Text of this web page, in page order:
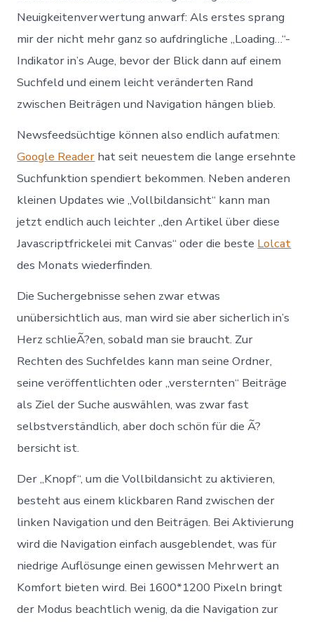
Volk
Neuigkeitenverwertung anwarf: Als erstes sprang
mir der nicht mehr ganz so aufdringliche „Loading…“-
Indikator in’s Auge, bevor der Blick dann auf einem
Suchfeld und einem leicht veränderten Rand
zwischen Beiträgen und Navigation hängen blieb.
Newsfeedsüchtige können also endlich aufatmen:
Google Reader hat seit neuestem die lange ersehnte
Suchfunktion spendiert bekommen. Neben anderen
kleinen Updates wie „Vollbildansicht“ kann man
jetzt endlich auch leichter „den Artikel über diese
Javascriptfrickelei mit Canvas“ oder die beste Lolcat
des Monats wiederfinden.
Die Suchergebnisse sehen zwar etwas
unübersichtlich aus, man wird sie aber sicherlich in’s
Herz schlieÃ?en, sobald man sie braucht. Zur
Rechten des Suchfeldes kann man seine Ordner,
seine veröffentlichten oder „versternten“ Beiträge
als Ziel der Suche auswählen, was zwar fast
selbstverständlich, aber doch schön für die Ã?
bersicht ist.
Der „Knopf“, um die Vollbildansicht zu aktivieren,
besteht aus einem klickbaren Rand zwischen der
linken Navigation und den Beiträgen. Bei Aktivierung
wird die Navigation einfach ausgeblendet, was für
niedrige Auflösunge einen gewissen Mehrwert an
Komfort bieten wird. Bei 1600*1200 Pixeln bringt
der Modus beachtlich wenig, da die Navigation zur